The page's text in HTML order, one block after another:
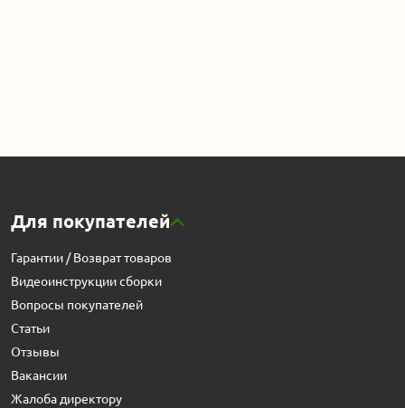
Для покупателей
Гарантии / Возврат товаров
Видеоинструкции сборки
Вопросы покупателей
Статьи
Отзывы
Вакансии
Жалоба директору